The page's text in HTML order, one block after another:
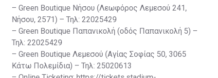
– Green Boutique Νήσου (Λεωφόρος Λεμεσού 241,
Νήσου, 2571) – Τηλ: 22025429
– Green Boutique Παπανικολή (οδός Παπανικολή 5) –
Τηλ: 22025429
– Green Boutique Λεμεσού (Αγίας Σοφίας 50, 3065
Κάτω Πολεμίδια) – Τηλ: 25020613